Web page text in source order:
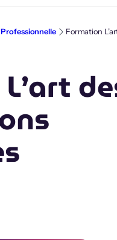
Formation